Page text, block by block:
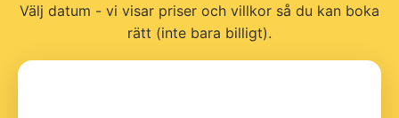
Välj datum - vi visar priser och villkor så du kan boka
rätt (inte bara billigt).